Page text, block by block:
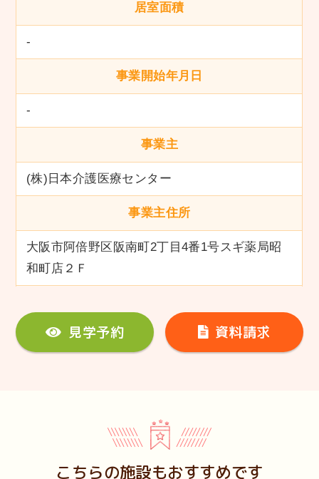
居室面積
-
事業開始年月日
-
事業主
(株)日本介護医療センター
事業主住所
大阪市阿倍野区阪南町2丁目4番1号スギ薬局昭
和町店２Ｆ
見学予約 資料請求
こちらの施設もおすすめです